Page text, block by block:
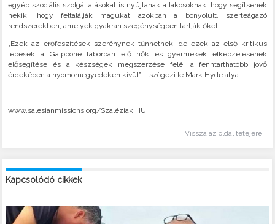
egyéb szociális szolgáltatásokat is nyújtanak a lakosoknak, hogy segítsenek
nekik, hogy feltalálják magukat azokban a bonyolult, szerteágazó
rendszerekben, amelyek gyakran szegénységben tartják őket.
„Ezek az erőfeszítések szerénynek tűnhetnek, de ezek az első kritikus
lépések a Gaippone táborban élő nők és gyermekek elképzelésének
elősegítése és a készségek megszerzése felé, a fenntarthatóbb jövő
érdekében a nyomornegyedeken kívül” – szögezi le Mark Hyde atya.
www.salesianmissions.org/Szaléziak.HU
Vissza az oldal tetejére
Kapcsolódó cikkek